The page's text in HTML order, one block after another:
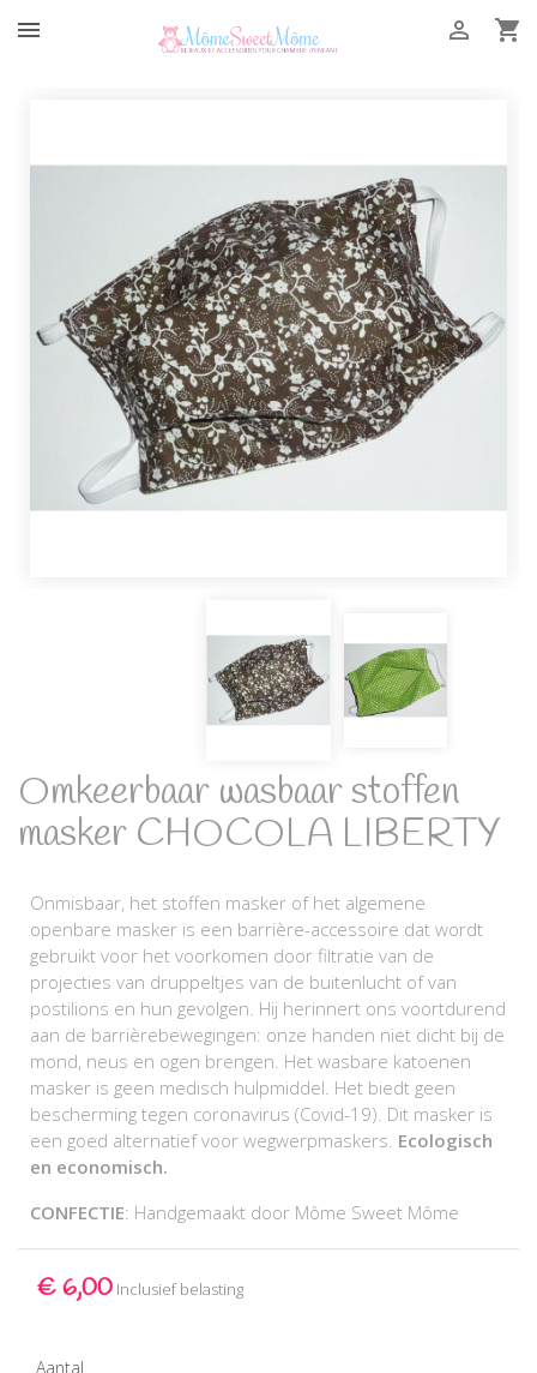
 

Omkeerbaar wasbaar stoffen
masker CHOCOLA LIBERTY
Onmisbaar, het stoffen masker of het algemene
openbare masker is een barrière-accessoire dat wordt
gebruikt voor het voorkomen door filtratie van de
projecties van druppeltjes van de buitenlucht of van
postilions en hun gevolgen. Hij herinnert ons voortdurend
aan de barrièrebewegingen: onze handen niet dicht bij de
mond, neus en ogen brengen. Het wasbare katoenen
masker is geen medisch hulpmiddel. Het biedt geen
bescherming tegen coronavirus (Covid-19). Dit masker is
een goed alternatief voor wegwerpmaskers. Ecologisch
en economisch.
CONFECTIE: Handgemaakt door Môme Sweet Môme
€ 6,00 Inclusief belasting
Aantal